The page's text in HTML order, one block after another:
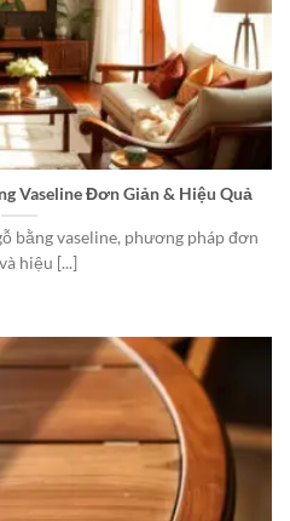
Vaseline Đơn Giản & Hiệu Quả
bằng vaseline, phương pháp đơn
hiệu [...]